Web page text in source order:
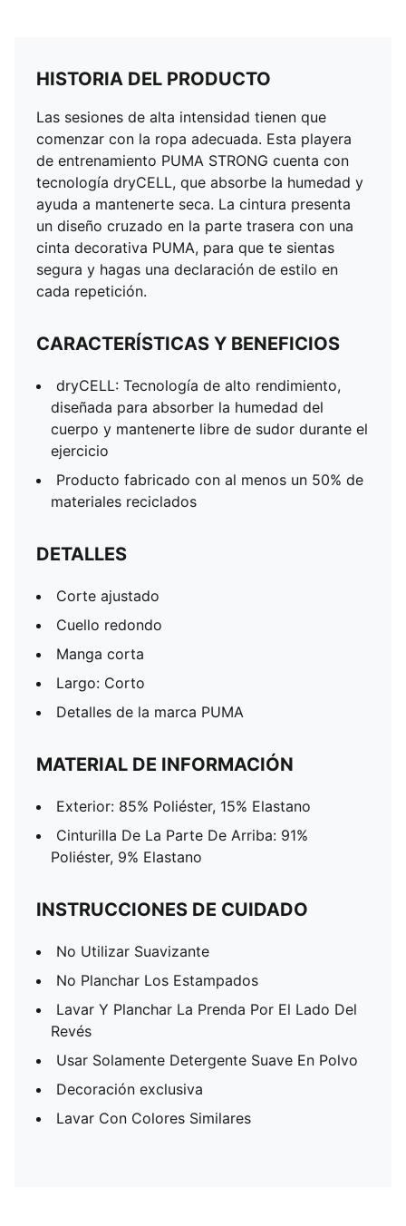
HISTORIA DEL PRODUCTO
Las sesiones de alta intensidad tienen que
comenzar con la ropa adecuada. Esta playera
de entrenamiento PUMA STRONG cuenta con
tecnología dryCELL, que absorbe la humedad y
ayuda a mantenerte seca. La cintura presenta
un diseño cruzado en la parte trasera con una
cinta decorativa PUMA, para que te sientas
segura y hagas una declaración de estilo en
cada repetición.
CARACTERÍSTICAS Y BENEFICIOS
dryCELL: Tecnología de alto rendimiento,
diseñada para absorber la humedad del
cuerpo y mantenerte libre de sudor durante el
ejercicio
Producto fabricado con al menos un 50% de
materiales reciclados
DETALLES
Corte ajustado
Cuello redondo
Manga corta
Largo: Corto
Detalles de la marca PUMA
MATERIAL DE INFORMACIÓN
Exterior: 85% Poliéster, 15% Elastano
Cinturilla De La Parte De Arriba: 91%
Poliéster, 9% Elastano
INSTRUCCIONES DE CUIDADO
No Utilizar Suavizante
No Planchar Los Estampados
Lavar Y Planchar La Prenda Por El Lado Del
Revés
Usar Solamente Detergente Suave En Polvo
Decoración exclusiva
Lavar Con Colores Similares